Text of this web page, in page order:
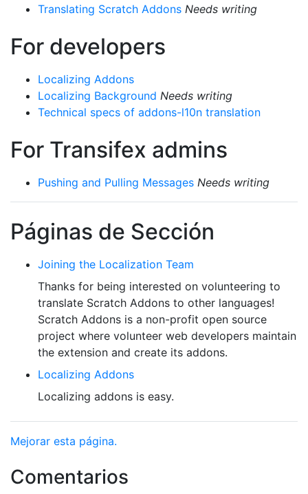
Translating Scratch Addons Needs writing
For developers
Localizing Addons
Localizing Background Needs writing
Technical specs of addons-l10n translation
For Transifex admins
Pushing and Pulling Messages Needs writing
Páginas de Sección
Joining the Localization Team
Thanks for being interested on volunteering to
translate Scratch Addons to other languages!
Scratch Addons is a non-profit open source
project where volunteer web developers maintain
the extension and create its addons.
Localizing Addons
Localizing addons is easy.
Mejorar esta página.
Comentarios